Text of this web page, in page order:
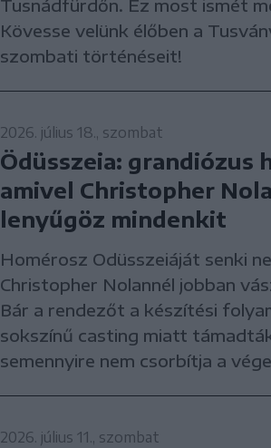
Tusnádfürdőn. Ez most ismét
Kövesse velünk élőben a
szombati történéseit!
2026. július 18., szombat
Ödüsszeia: grandiózus
amivel Christopher
lenyűgöz mindenkit
Homérosz Odüsszeiáját senki
Christopher Nolannél jobban
Bár a rendezőt a készítési
sokszínű casting miatt
semennyire nem csorbítja a
2026. július 11., szombat